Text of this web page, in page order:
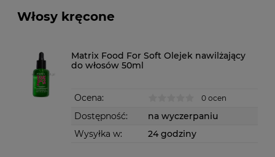
Włosy kręcone
Matrix Food For Soft Olejek nawilżający
do włosów 50ml
Ocena: 0 ocen
Dostępność:
na wyczerpaniu
Wysyłka w:
24 godziny